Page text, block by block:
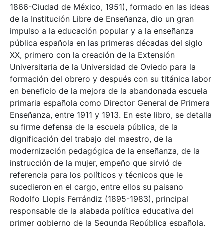
1866-Ciudad de México, 1951), formado en las ideas
de la Institución Libre de Enseñanza, dio un gran
impulso a la educación popular y a la enseñanza
pública española en las primeras décadas del siglo
XX, primero con la creación de la Extensión
Universitaria de la Universidad de Oviedo para la
formación del obrero y después con su titánica labor
en beneficio de la mejora de la abandonada escuela
primaria española como Director General de Primera
Enseñanza, entre 1911 y 1913. En este libro, se detalla
su firme defensa de la escuela pública, de la
dignificación del trabajo del maestro, de la
modernización pedagógica de la enseñanza, de la
instrucción de la mujer, empeño que sirvió de
referencia para los políticos y técnicos que le
sucedieron en el cargo, entre ellos su paisano
Rodolfo Llopis Ferrándiz (1895-1983), principal
responsable de la alabada política educativa del
primer gobierno de la Segunda República española.